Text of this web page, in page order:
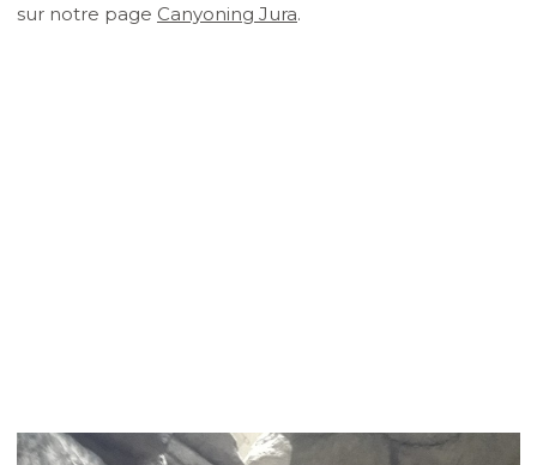
sur notre page Canyoning Jura.